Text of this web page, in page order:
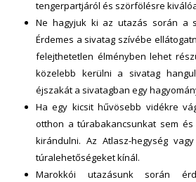
tengerpartjáról és szörfölésre
Ne hagyjuk ki az utazás során a
Érdemes a sivatag szívébe
felejthetetlen élményben lehet
közelebb kerülni a sivatag
éjszakát a sivatagban egy
Ha egy kicsit hűvösebb vidékre
otthon a túrabakancsunkat sem
kirándulni. Az Atlasz-hegység
túralehetőségeket kínál.
Marokkói utazásunk során